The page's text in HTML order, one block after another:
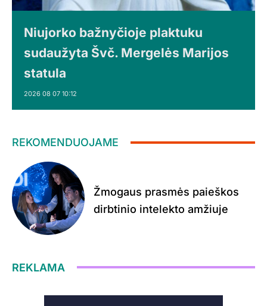
Niujorko bažnyčioje plaktuku
sudaužyta Švč. Mergelės Marijos
statula
2026 08 07 10:12
REKOMENDUOJAME
Žmogaus prasmės paieškos
dirbtinio intelekto amžiuje
REKLAMA